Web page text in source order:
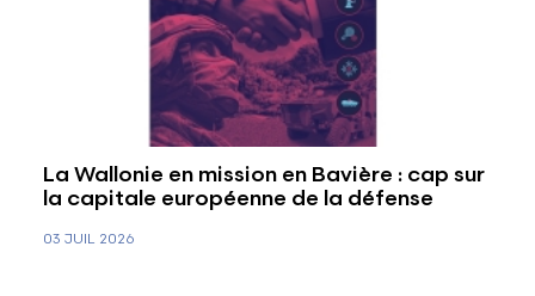
La Wallonie en mission en Bavière : cap sur
la capitale européenne de la défense
03 JUIL 2026